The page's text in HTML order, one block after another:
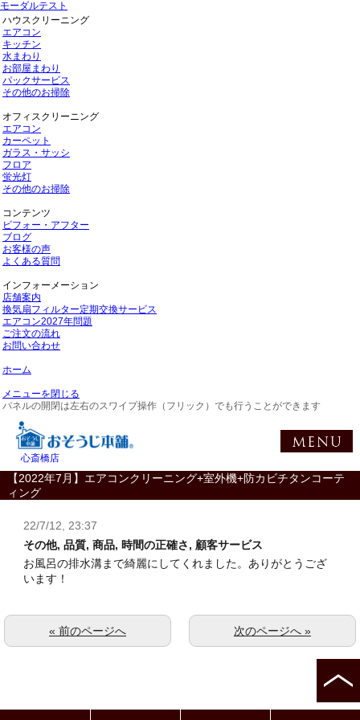
モーダルテスト
ハウスクリーニング
エアコン
キッチン
水まわり
お部屋まわり
パックサービス
その他のお掃除
オフィスクリーニング
エアコン
カーペット
ガラス・サッシ
フロア
蛍光灯
その他のお掃除
コンテンツ
ビフォー・アフター
ブログ
お客様の声
よくある質問
インフォーメーション
店舗案内
換気扇フィルター定期交換サービス
エアコン2027年問題
ご注文の流れ
お問い合わせ
ホーム
メニューを閉じる
パネルの開閉は左右のスワイプ操作（フリック）でも行うことができます
心斎橋店
【2022年7月】エアコンクリーニング+室外機+防カビチタンコーテ
ィング
22/7/12, 23:37
その他, 品質, 商品, 時間の正確さ, 顧客サービス
お風呂の排水溝まで綺麗にしてくれました。ありがとうござ
います！
次のページへ »
« 前のページへ